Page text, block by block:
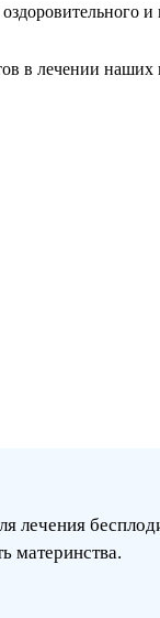
и
в лечении наших
лечения
материнства.